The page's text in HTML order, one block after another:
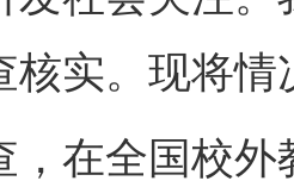
核实。现将
全国校外